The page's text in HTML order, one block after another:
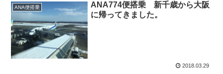
ANA便搭乗
ANA774便搭乗 新千歳から大阪
に帰ってきました。
2018.03.29